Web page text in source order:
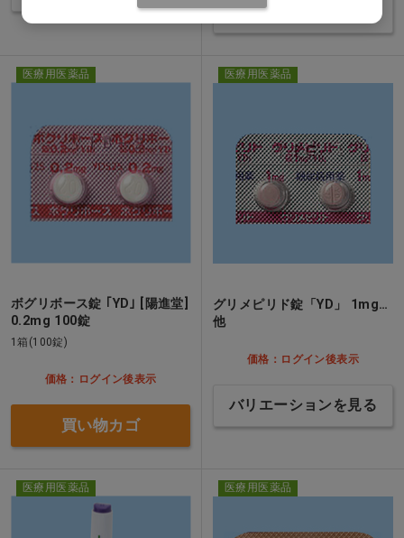
バリエーションを見る
医療用医薬品
ボグリボース錠 ｢YD｣ [陽進堂]
0.2mg 100錠
1箱(100錠)
価格：ログイン後表示
買い物カゴ
医療用医薬品
グリメピリド錠「YD」 1mg…
他
価格：ログイン後表示
バリエーションを見る
医療用医薬品 医療用医薬品